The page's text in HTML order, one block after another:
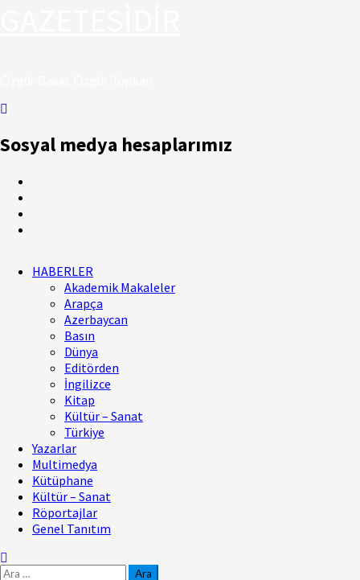
Sosyal medya hesaplarımız
Menu
HABERLER
Akademik Makaleler
Arapça
Azerbaycan
Basın
Dünya
Editörden
İngilizce
Kitap
Kültür – Sanat
Türkiye
Yazarlar
Multimedya
Kütüphane
Kültür – Sanat
Röportajlar
Genel Tanıtım
Arama: